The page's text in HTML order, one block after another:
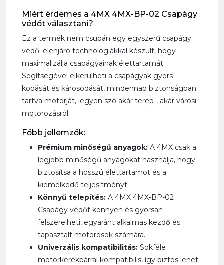
Miért érdemes a 4MX 4MX-BP-02 Csapágy
védőt választani?
Ez a termék nem csupán egy egyszerű csapágy
védő; élenjáró technológiákkal készült, hogy
maximalizálja csapágyainak élettartamát.
Segítségével elkerülheti a csapágyak gyors
kopását és károsodását, mindennap biztonságban
tartva motorját, legyen szó akár terep-, akár városi
motorozásról.
Főbb jellemzők:
Prémium minőségű anyagok: A 4MX csak a
legjobb minőségű anyagokat használja, hogy
biztosítsa a hosszú élettartamot és a
kiemelkedő teljesítményt.
Könnyű telepítés: A 4MX 4MX-BP-02
Csapágy védőt könnyen és gyorsan
felszerelheti, egyaránt alkalmas kezdő és
tapasztalt motorosok számára.
Univerzális kompatibilitás: Sokféle
motorkerékpárral kompatibilis, így biztos lehet